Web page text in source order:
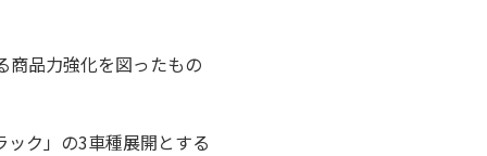
商品力強化を図ったもの
ク」の3車種展開とする